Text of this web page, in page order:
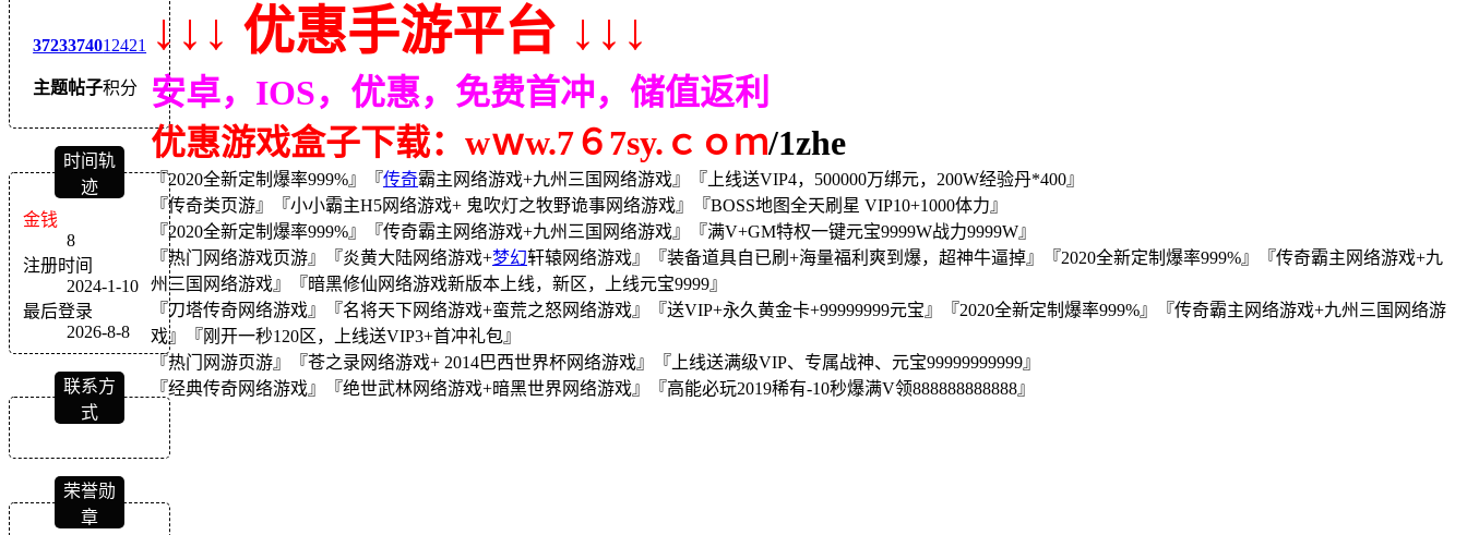
3723
主题
3740
帖子
12421
积分
时间轨
迹
金钱
8
注册时间
2024-1-10
最后登录
2026-8-8
联系方
式
荣誉勋
章
↓↓↓ 优惠手游平台 ↓↓↓
安卓，IOS，优惠，免费首冲，储值返利
优惠游戏盒子下载：wｗw.7６7sy.ｃｏｍ/1zhe
『2020全新定制爆率999%』『传奇霸主网络游戏+九州三国网络游戏』『上线送VIP4，500000万绑元，200W经验丹*400』
『传奇类页游』『小小霸主H5网络游戏+ 鬼吹灯之牧野诡事网络游戏』『BOSS地图全天刷星 VIP10+1000体力』
『2020全新定制爆率999%』『传奇霸主网络游戏+九州三国网络游戏』『满V+GM特权一键元宝9999W战力9999W』
『热门网络游戏页游』『炎黄大陆网络游戏+梦幻轩辕网络游戏』『装备道具自已刷+海量福利爽到爆，超神牛逼掉』『2020全新定制爆率999%』『传奇霸主网络游戏+九
州三国网络游戏』『暗黑修仙网络游戏新版本上线，新区，上线元宝9999』
『刀塔传奇网络游戏』『名将天下网络游戏+蛮荒之怒网络游戏』『送VIP+永久黄金卡+99999999元宝』『2020全新定制爆率999%』『传奇霸主网络游戏+九州三国网络游
戏』『刚开一秒120区，上线送VIP3+首冲礼包』
『热门网游页游』『苍之录网络游戏+ 2014巴西世界杯网络游戏』『上线送满级VIP、专属战神、元宝99999999999』
『经典传奇网络游戏』『绝世武林网络游戏+暗黑世界网络游戏』『高能必玩2019稀有-10秒爆满V领888888888888』